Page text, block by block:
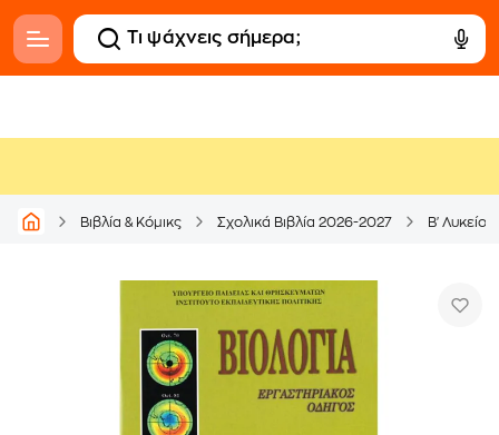
Βιβλία & Κόμικς Σχολικά Βιβλία 2026-2027 Β' Λυκείου